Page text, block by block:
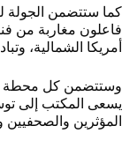
كما ستتضمن
فاعلون مغاربة من
أمريكا الشمالية،
وستتضمن كل محطة
يسعى المكتب إلى
المؤثرين والصحفيين